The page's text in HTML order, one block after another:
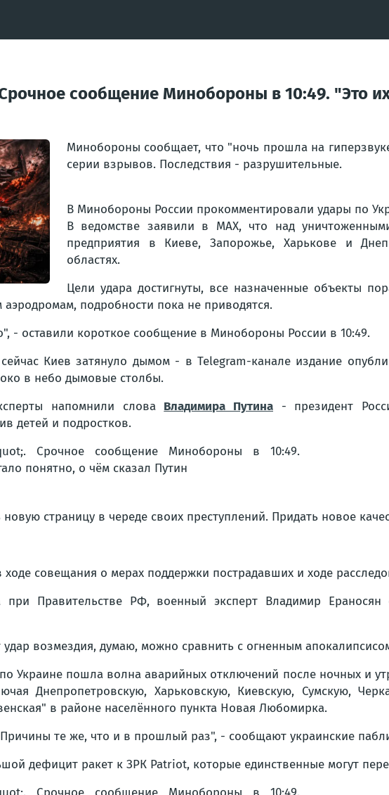
сообщение Минобороны в 10:49. "Это
Минобороны сообщает, что "ночь прошла на
серии взрывов. Последствия - разрушительные.
В Минобороны России прокомментировали удары по
В ведомстве заявили в MAX, что над
предприятия в Киеве, Запорожье, Харькове и
областях.
Цели удара достигнуты, все назначенные объекты
подробности пока не приводятся.
- оставили короткое сообщение в Минобороны России в 10:49.
Киев затянуло дымом - в Telegram-канале издание
в небо дымовые столбы.
напомнили слова Владимира Путина- президент
детей и подростков.
страницу в череде своих преступлений. Придать новое
совещания о мерах поддержки пострадавших и ходе
при Правительстве РФ, военный эксперт Владимир
возмездия, думаю, можно сравнить с огненным
Украине пошла волна аварийных отключений после ночных и
Днепропетровскую, Харьковскую, Киевскую, Сумскую,
в районе населённого пункта Новая Любомирка.
те же, что и в прошлый раз", - сообщают украинские
дефицит ракет к ЗРК Patriot, которые единственные могут